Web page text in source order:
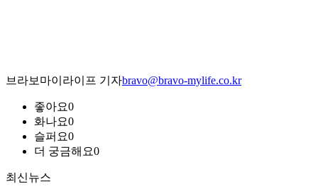
브라보마이라이프 기자bravo@bravo-mylife.co.kr
좋아요0
화나요0
슬퍼요0
더 궁금해요0
최신뉴스